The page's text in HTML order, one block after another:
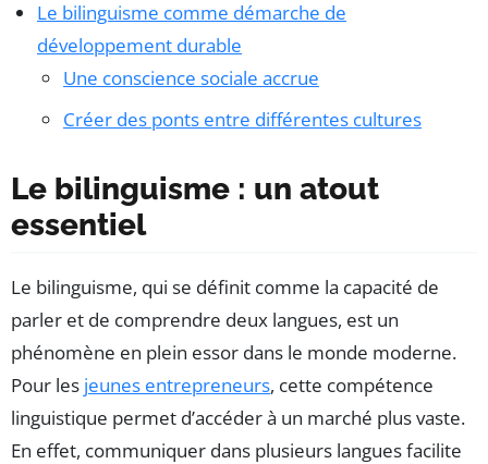
Le bilinguisme comme démarche de
développement durable
Une conscience sociale accrue
Créer des ponts entre différentes cultures
Le bilinguisme : un atout
essentiel
Le bilinguisme, qui se définit comme la capacité de
parler et de comprendre deux langues, est un
phénomène en plein essor dans le monde moderne.
Pour les jeunes entrepreneurs, cette compétence
linguistique permet d’accéder à un marché plus vaste.
En effet, communiquer dans plusieurs langues facilite